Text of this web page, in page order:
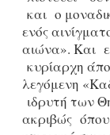
και ο
ενός
αιώνα». Και
κυρίαρχη
λεγόμενη
ιδρυτή των
ακριβώς